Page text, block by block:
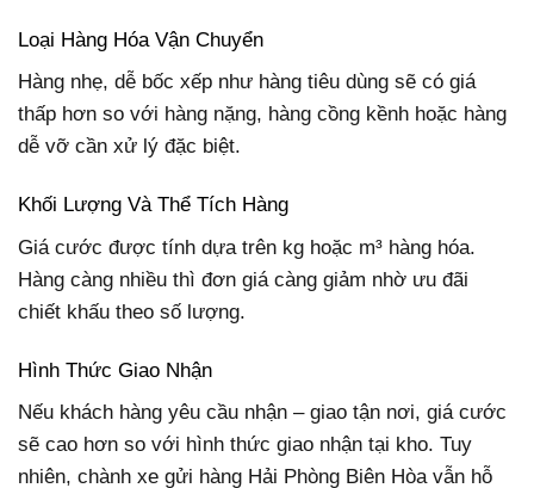
Loại Hàng Hóa Vận Chuyển
Hàng nhẹ, dễ bốc xếp như hàng tiêu dùng sẽ có giá
thấp hơn so với hàng nặng, hàng cồng kềnh hoặc hàng
dễ vỡ cần xử lý đặc biệt.
Khối Lượng Và Thể Tích Hàng
Giá cước được tính dựa trên kg hoặc m³ hàng hóa.
Hàng càng nhiều thì đơn giá càng giảm nhờ ưu đãi
chiết khấu theo số lượng.
Hình Thức Giao Nhận
Nếu khách hàng yêu cầu nhận – giao tận nơi, giá cước
sẽ cao hơn so với hình thức giao nhận tại kho. Tuy
nhiên, chành xe gửi hàng Hải Phòng Biên Hòa vẫn hỗ